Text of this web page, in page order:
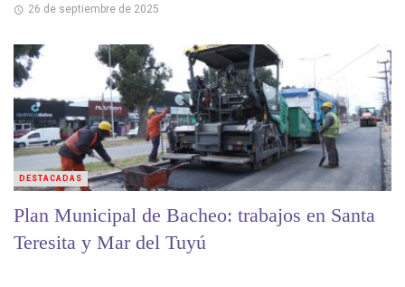
26 de septiembre de 2025
Plan Municipal de Bacheo: trabajos en Santa
Teresita y Mar del Tuyú
DESTACADAS